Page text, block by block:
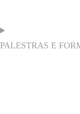
PALESTRAS E